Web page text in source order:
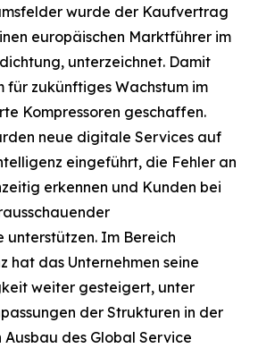
wurde der Kaufvertrag
europäischen Marktführer im
unterzeichnet. Damit
für zukünftiges Wachstum im
Kompressoren geschaffen.
neue digitale Services auf
eingeführt, die Fehler an
erkennen und Kunden bei
unterstützen. Im Bereich
hat das Unternehmen seine
weiter gesteigert, unter
der Strukturen in der
Ausbau des Global Service